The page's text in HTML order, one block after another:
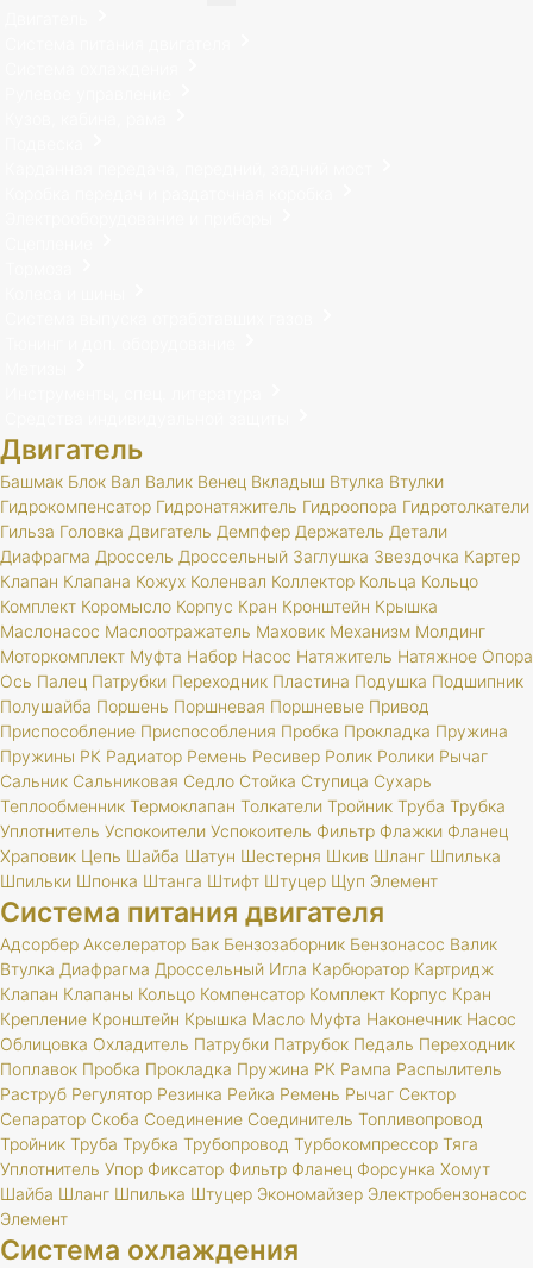
Двигатель
Башмак Блок Вал Валик Венец Вкладыш Втулка Втулки
Гидрокомпенсатор Гидронатяжитель Гидроопора Гидротолкатели
Гильза Головка Двигатель Демпфер Держатель Детали
Диафрагма Дроссель Дроссельный Заглушка Звездочка Картер
Клапан Клапана Кожух Коленвал Коллектор Кольца Кольцо
Комплект Коромысло Корпус Кран Кронштейн Крышка
Маслонасос Маслоотражатель Маховик Механизм Молдинг
Моторкомплект Муфта Набор Насос Натяжитель Натяжное Опора
Ось Палец Патрубки Переходник Пластина Подушка Подшипник
Полушайба Поршень Поршневая Поршневые Привод
Приспособление Приспособления Пробка Прокладка Пружина
Пружины РК Радиатор Ремень Ресивер Ролик Ролики Рычаг
Сальник Сальниковая Седло Стойка Ступица Сухарь
Теплообменник Термоклапан Толкатели Тройник Труба Трубка
Уплотнитель Успокоители Успокоитель Фильтр Флажки Фланец
Храповик Цепь Шайба Шатун Шестерня Шкив Шланг Шпилька
Шпильки Шпонка Штанга Штифт Штуцер Щуп Элемент
Система питания двигателя
Адсорбер Акселератор Бак Бензозаборник Бензонасос Валик
Втулка Диафрагма Дроссельный Игла Карбюратор Картридж
Клапан Клапаны Кольцо Компенсатор Комплект Корпус Кран
Крепление Кронштейн Крышка Масло Муфта Наконечник Насос
Облицовка Охладитель Патрубки Патрубок Педаль Переходник
Поплавок Пробка Прокладка Пружина РК Рампа Распылитель
Раструб Регулятор Резинка Рейка Ремень Рычаг Сектор
Сепаратор Скоба Соединение Соединитель Топливопровод
Тройник Труба Трубка Трубопровод Турбокомпрессор Тяга
Уплотнитель Упор Фиксатор Фильтр Фланец Форсунка Хомут
Шайба Шланг Шпилька Штуцер Экономайзер Электробензонасос
Элемент
Система охлаждения